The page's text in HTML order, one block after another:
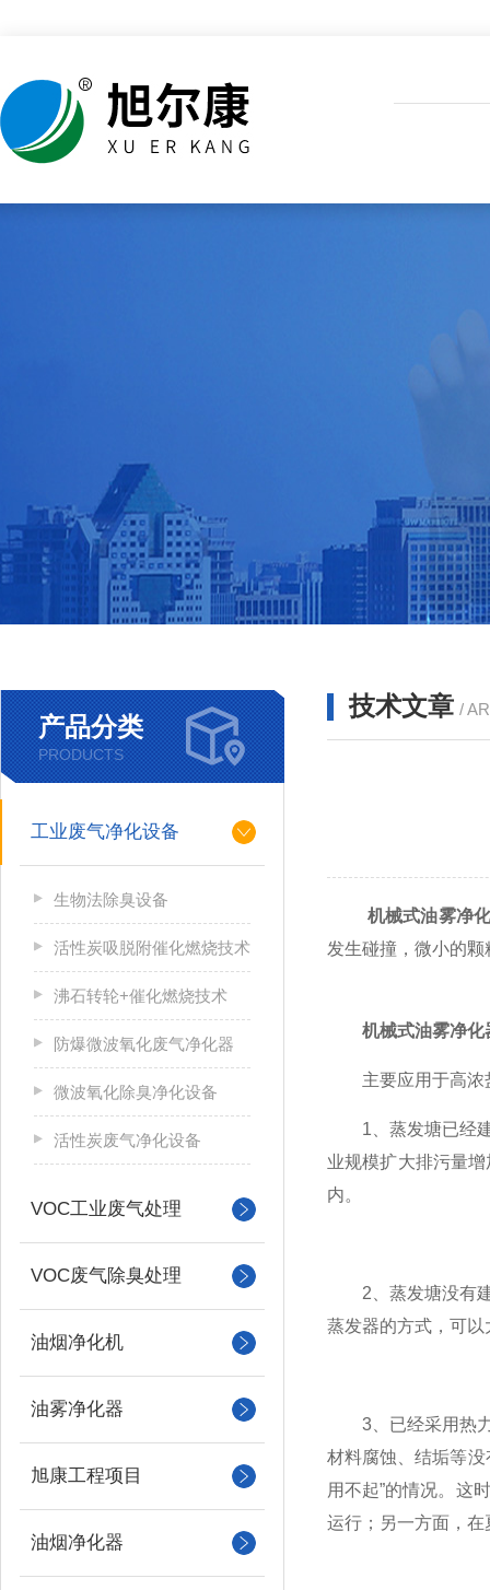
产品分类
PRODUCTS
工业废气净化设备
生物法除臭设备
活性炭吸脱附催化燃烧技术
沸石转轮+催化燃烧技术
防爆微波氧化废气净化器
微波氧化除臭净化设备
活性炭废气净化设备
VOC工业废气处理
VOC废气除臭处理
油烟净化机
油雾净化器
旭康工程项目
油烟净化器
技术文章 /
机械式油雾净
发生碰撞，微小的
机械式油雾净化
主要应用于高浓
1、蒸发塘已经建
业规模扩大排污量
内。
2、蒸发塘没有建
蒸发器的方式，可
3、已经采用热力
材料腐蚀、结垢等
用不起”的情况。这
运行；另一方面，